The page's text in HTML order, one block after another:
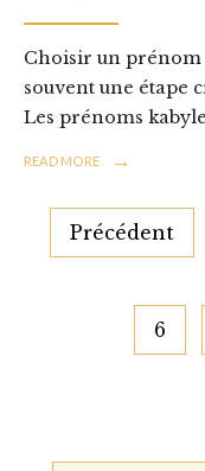
Choisir un prénom
souvent une étape
Les prénoms
READ MORE →
des
Précédent
6